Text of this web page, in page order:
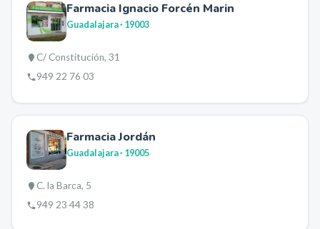
Farmacia Ignacio Forcén Marin
Guadalajara· 19003
C/ Constitución, 31
949 22 76 03
Farmacia Jordán
Guadalajara· 19005
C. la Barca, 5
949 23 44 38